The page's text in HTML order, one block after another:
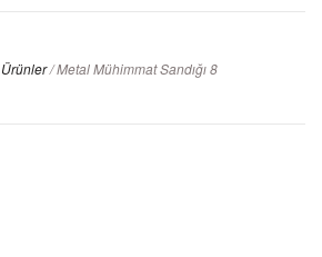
Ürünler/Metal Mühimmat Sandığı 8